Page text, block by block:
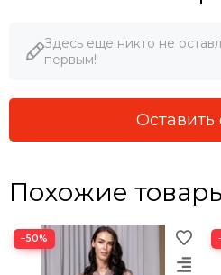
Здесь еще никто не
первым!
Оставить
Похожие
−50%